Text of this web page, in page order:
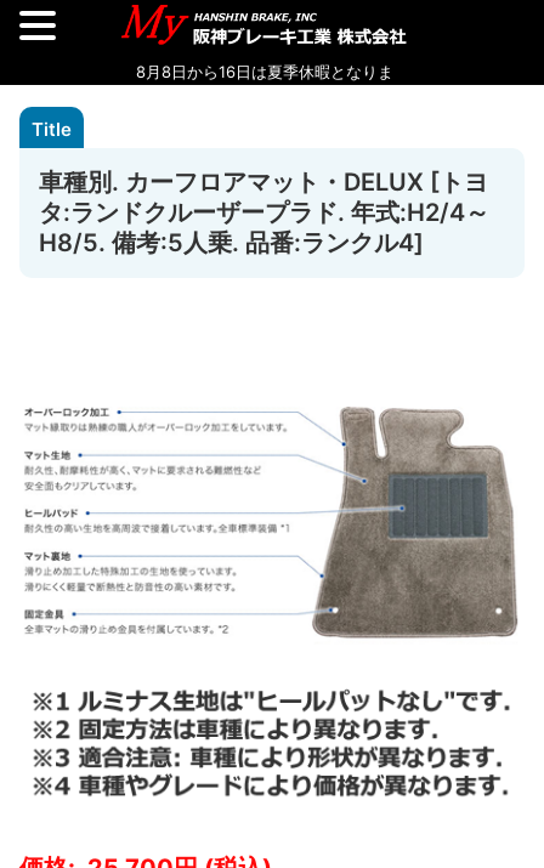
車種別. カーフロアマット・DELUX [トヨ
タ:ランドクルーザープラド. 年式:H2/4～
H8/5. 備考:5人乗. 品番:ランクル4]